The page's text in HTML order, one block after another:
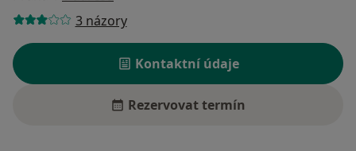
3 názory
Kontaktní údaje
Rezervovat termín